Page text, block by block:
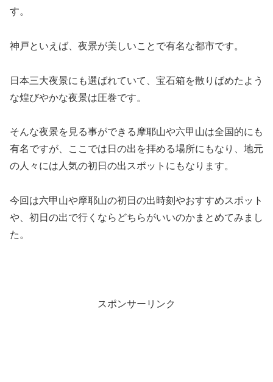
す。
神戸といえば、夜景が美しいことで有名な都市です。
日本三大夜景にも選ばれていて、宝石箱を散りばめたよう
な煌びやかな夜景は圧巻です。
そんな夜景を見る事ができる摩耶山や六甲山は全国的にも
有名ですが、ここでは日の出を拝める場所にもなり、地元
の人々には人気の初日の出スポットにもなります。
今回は六甲山や摩耶山の初日の出時刻やおすすめスポット
や、初日の出で行くならどちらがいいのかまとめてみまし
た。
スポンサーリンク